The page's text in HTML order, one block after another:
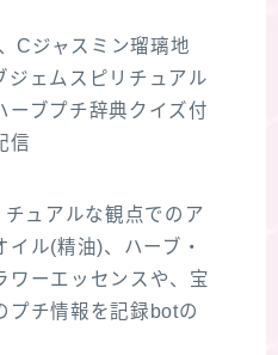
Cジャスミン瑠璃地
ジェムスピリチュアル
ーブプチ辞典クイズ付
信
ュアルな観点でのア
ル(精油)、ハーブ・
ワーエッセンスや、宝
プチ情報を記録botの